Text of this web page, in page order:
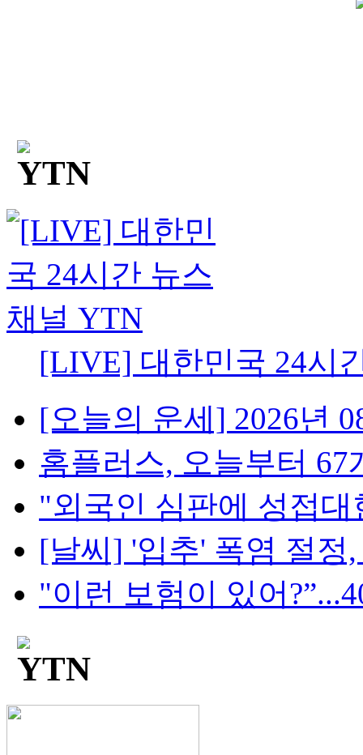
[LIVE] 대한민국 24시
[오늘의 운세] 2026년
홈플러스, 오늘부터 67
"외국인 심판에 성접대
[날씨] '입추' 폭염 절정,
"이런 보험이 있어